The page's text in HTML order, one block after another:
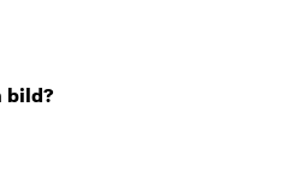
bild?